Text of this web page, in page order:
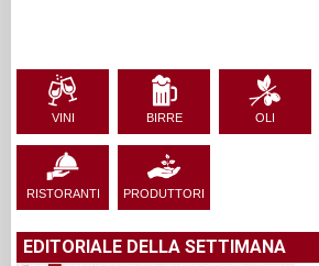
VINI BIRRE OLI
RISTORANTI PRODUTTORI
EDITORIALE DELLA SETTIMANA